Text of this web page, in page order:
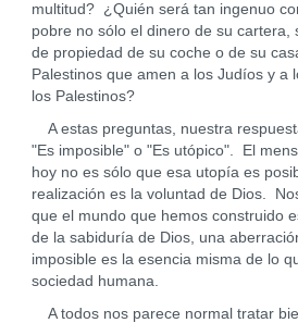
multitud? ¿Quién será tan ingenuo
pobre no sólo el dinero de su cartera,
de propiedad de su coche o de su
Palestinos que amen a los Judíos y a
los Palestinos?
A estas preguntas, nuestra
"Es imposible" o "Es utópico". El
hoy no es sólo que esa utopía es
realización es la voluntad de Dios.
que el mundo que hemos construido
de la sabiduría de Dios, una
imposible es la esencia misma de lo
sociedad humana.
A todos nos parece normal tratar